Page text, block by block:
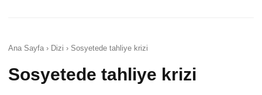
Ana Sayfa › Dizi › Sosyetede tahliye krizi
Sosyetede tahliye krizi